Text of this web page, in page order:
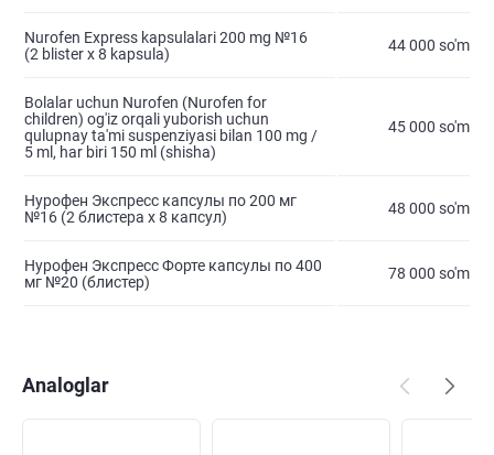
Nurofen Express kapsulalari 200 mg №16
(2 blister х 8 kapsula)
44 000 so'm
Bolalar uchun Nurofen (Nurofen for
children) og'iz orqali yuborish uchun
qulupnay ta'mi suspenziyasi bilan 100 mg /
5 ml, har biri 150 ml (shisha)
45 000 so'm
Нурофен Экспресс капсулы по 200 мг
№16 (2 блистера x 8 капсул)
48 000 so'm
Нурофен Экспресс Форте капсулы по 400
мг №20 (блистер)
78 000 so'm
Analoglar